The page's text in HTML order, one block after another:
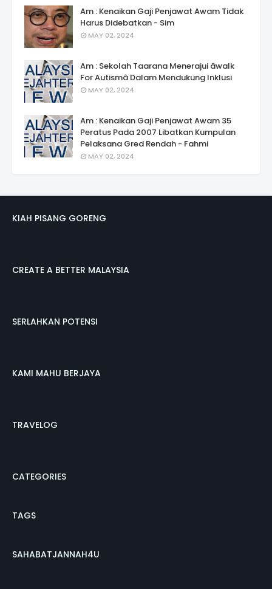
Am : Kenaikan Gaji Penjawat Awam Tidak
Harus Didebatkan - Sim
MAY 02, 2024
Am : Sekolah Taarana Menerajui âwalk
For Autismâ Dalam Mendukung Inklusi
MAY 02, 2024
Am : Kenaikan Gaji Penjawat Awam 35
Peratus Pada 2007 Libatkan Kumpulan
Pelaksana Gred Rendah - Fahmi
MAY 02, 2024
KIAH PISANG GORENG
CREATE A BETTER MALAYSIA
SERLAHKAN POTENSI
KAMI MAHU BERJAYA
TRAVELOG
CATEGORIES
TAGS
SAHABATJANNAH4U